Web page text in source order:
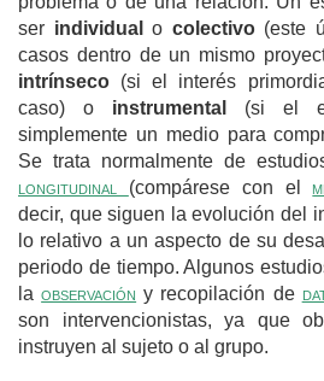
ser individual o colectivo(este
casos dentro de un mismo
intrínseco (si el interés
caso) o instrumental
(si el
simplemente un medio para
Se trata normalmente de
longitudinal (compárese con el
decir, que siguen la evolución del
lo relativo a un aspecto de su
periodo de tiempo. Algunos
laobservación y recopilación de
son intervencionistas, ya que
instruyen al sujeto o al grupo.